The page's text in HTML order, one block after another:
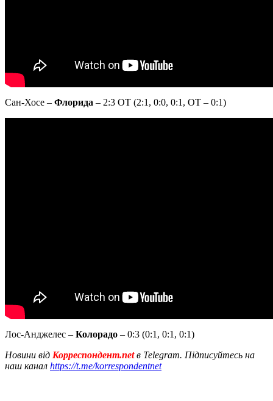
Сан-Хосе – Флорида – 2:3 ОТ (2:1, 0:0, 0:1, ОТ – 0:1)
Лос-Анджелес – Колорадо – 0:3 (0:1, 0:1, 0:1)
Новини від Корреспондент.netв Telegram. Підписуйтесь на
наш канал https://t.me/korrespondentnet